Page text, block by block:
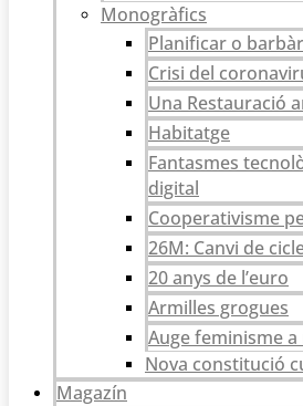
Monogràfics
Planificar o
Crisi del
Una Restauració
Habitatge
Fantasmes
digital
Cooperativisme
26M: Canvi de
20 anys de l’euro
Armilles grogues
Auge feminisme
Nova constitució
Magazín